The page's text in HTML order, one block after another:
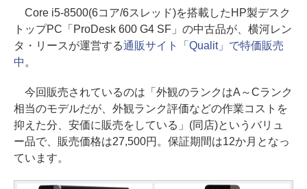
Core i5-8500(6コア/6スレッド)を搭載したHP製デスク
トップPC「ProDesk 600 G4 SF」の中古品が、横河レン
タ・リースが運営する通販サイト「Qualit」で特価販売
中 。
今回販売されているのは「外観のランクはA～Cランク
相当のモデルだが、外観ランク評価などの作業コストを
抑えた分、安価に販売をしている」(同店)というバリュ
ー品で、販売価格は27,500円。保証期間は12か月となっ
ています。